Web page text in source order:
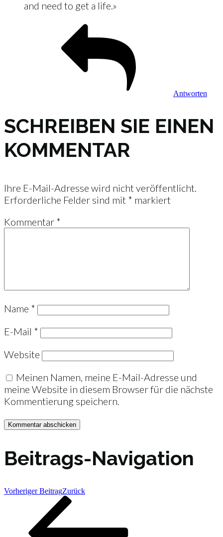
and need to get a life.»
Antworten
SCHREIBEN SIE EINEN
KOMMENTAR
Ihre E-Mail-Adresse wird nicht veröffentlicht.
Erforderliche Felder sind mit * markiert
Kommentar *
Name *
E-Mail *
Website
Meinen Namen, meine E-Mail-Adresse und
meine Website in diesem Browser für die nächste
Kommentierung speichern.
Beitrags-Navigation
Vorheriger BeitragZurück